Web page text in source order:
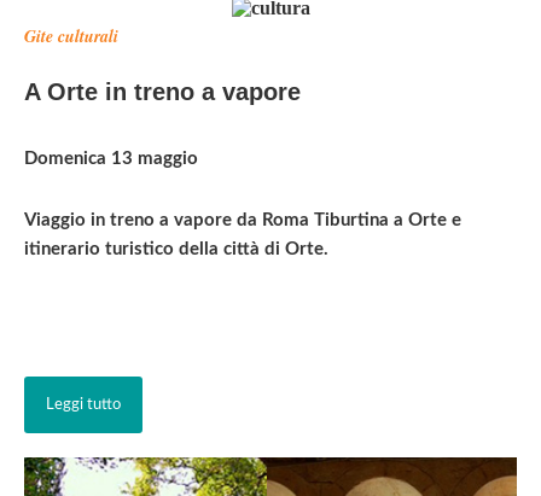
Gite culturali
A Orte in treno a vapore
Domenica 13 maggio
Viaggio in treno a vapore da Roma Tiburtina a Orte e
itinerario turistico della città di Orte.
Leggi tutto